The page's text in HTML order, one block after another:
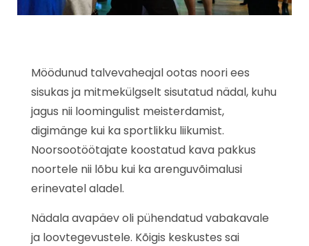
Möödunud talvevaheajal ootas noori ees
sisukas ja mitmekülgselt sisutatud nädal, kuhu
jagus nii loomingulist meisterdamist,
digimänge kui ka sportlikku liikumist.
Noorsootöötajate koostatud kava pakkus
noortele nii lõbu kui ka arenguvõimalusi
erinevatel aladel.
Nädala avapäev oli pühendatud vabakavale
ja loovtegevustele. Kõigis keskustes sai